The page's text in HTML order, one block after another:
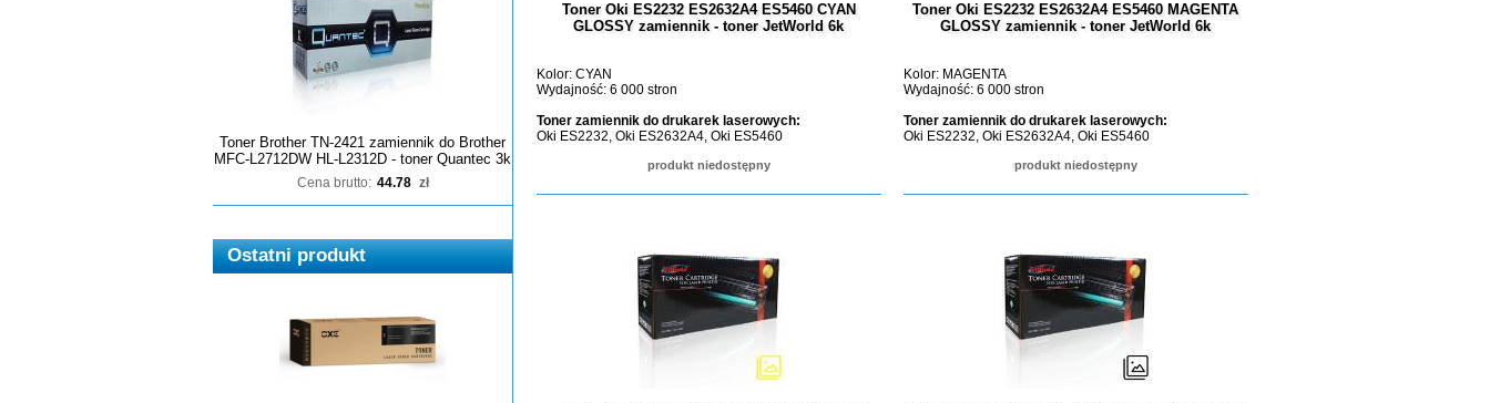
Toner Brother TN-2421 zamiennik do Brother
MFC-L2712DW HL-L2312D - toner Quantec 3k
Cena brutto: 44.78 zł
Ostatni produkt
Toner Oki ES2232 ES2632A4 ES5460 CYAN
GLOSSY zamiennik - toner JetWorld 6k
Kolor: CYAN
Wydajność: 6 000 stron
Toner zamiennik do drukarek laserowych:
Oki ES2232, Oki ES2632A4, Oki ES5460
produkt niedostępny
Toner Oki ES2232 ES2632A4 ES5460 MAGENTA
GLOSSY zamiennik - toner JetWorld 6k
Kolor: MAGENTA
Wydajność: 6 000 stron
Toner zamiennik do drukarek laserowych:
Oki ES2232, Oki ES2632A4, Oki ES5460
produkt niedostępny